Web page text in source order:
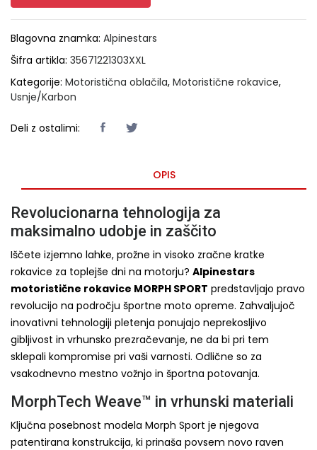
Blagovna znamka: Alpinestars
Šifra artikla: 35671221303XXL
Kategorije: Motoristična oblačila, Motoristične rokavice,
Usnje/Karbon
Deli z ostalimi:
OPIS
Revolucionarna tehnologija za
maksimalno udobje in zaščito
Iščete izjemno lahke, prožne in visoko zračne kratke
rokavice za toplejše dni na motorju? Alpinestars
motoristične rokavice MORPH SPORT predstavljajo pravo
revolucijo na področju športne moto opreme. Zahvaljujoč
inovativni tehnologiji pletenja ponujajo neprekosljivo
gibljivost in vrhunsko prezračevanje, ne da bi pri tem
sklepali kompromise pri vaši varnosti. Odlične so za
vsakodnevno mestno vožnjo in športna potovanja.
MorphTech Weave™ in vrhunski materiali
Ključna posebnost modela Morph Sport je njegova
patentirana konstrukcija, ki prinaša povsem novo raven